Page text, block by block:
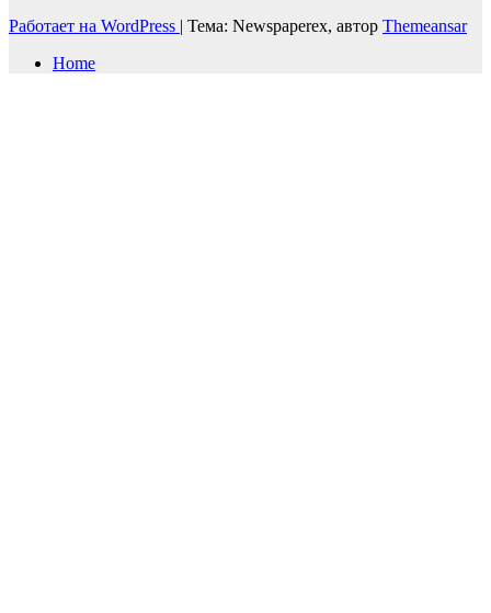
Работает на WordPress | Тема: Newspaperex, автор Themeansar
Home